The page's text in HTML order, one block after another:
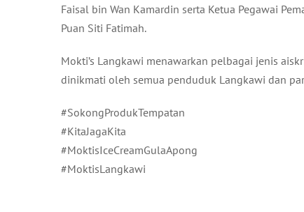
Faisal bin Wan Kamardin serta Ketua Pegawai
Puan Siti Fatimah.
Mokti’s Langkawi menawarkan pelbagai jenis
dinikmati oleh semua penduduk Langkawi dan
#SokongProdukTempatan
#KitaJagaKita
#MoktisIceCreamGulaApong
#MoktisLangkawi